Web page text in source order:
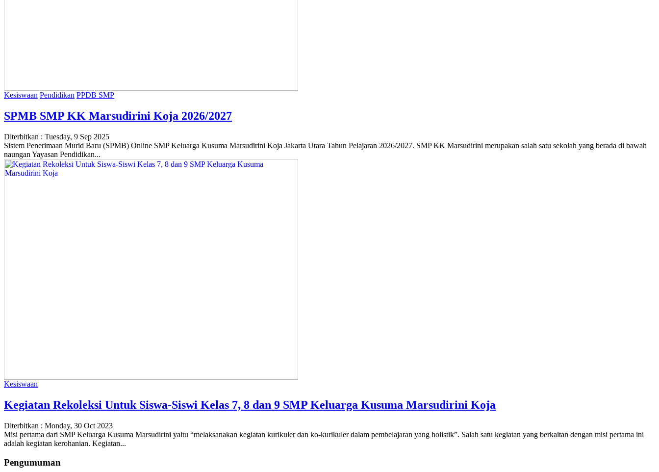
Kesiswaan Pendidikan PPDB SMP
SPMB SMP KK Marsudirini Koja 2026/2027
Diterbitkan : Tuesday, 9 Sep 2025
Sistem Penerimaan Murid Baru (SPMB) Online SMP Keluarga Kusuma Marsudirini Koja Jakarta Utara Tahun Pelajaran 2026/2027. SMP KK Marsudirini merupakan salah satu sekolah yang berada di bawah
naungan Yayasan Pendidikan...
Kesiswaan
Kegiatan Rekoleksi Untuk Siswa-Siswi Kelas 7, 8 dan 9 SMP Keluarga Kusuma Marsudirini Koja
Diterbitkan : Monday, 30 Oct 2023
Misi pertama dari SMP Keluarga Kusuma Marsudirini yaitu “melaksanakan kegiatan kurikuler dan ko-kurikuler dalam pembelajaran yang holistik”. Salah satu kegiatan yang berkaitan dengan misi pertama ini
adalah kegiatan kerohanian. Kegiatan...
Pengumuman